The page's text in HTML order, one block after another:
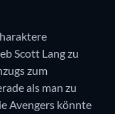
Scott Lang zu
zum
als man zu
Avengers könnte